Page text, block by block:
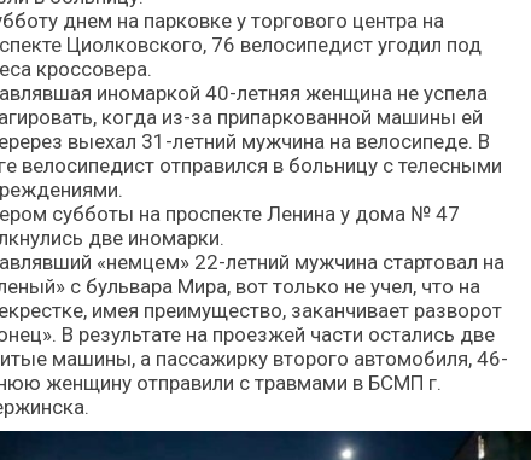
днем на парковке у торгового центра на
Циолковского, 76 велосипедист угодил под
кроссовера.
иномаркой 40-летняя женщина не успела
когда из-за припаркованной машины ей
выехал 31-летний мужчина на велосипеде. В
велосипедист отправился в больницу с телесными
субботы на проспекте Ленина у дома № 47
две иномарки.
«немцем» 22-летний мужчина стартовал на
с бульвара Мира, вот только не учел, что на
имея преимущество, заканчивает разворот
В результате на проезжей части остались две
машины, а пассажирку второго автомобиля, 46-
женщину отправили с травмами в БСМП г.